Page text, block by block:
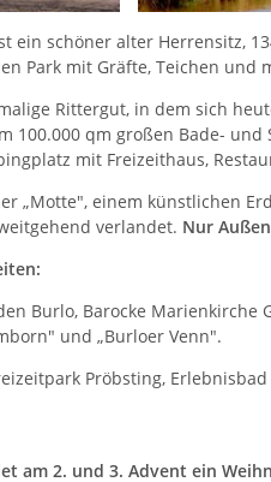
ein schöner alter Herrensitz,
Park mit Gräfte, Teichen und
Rittergut, in dem sich
100.000 qm großen Bade-
mit Freizeithaus,
„Motte", einem künstlichen
verlandet. Nur
Burlo, Barocke Marienkirche
und „Burloer Venn".
Pröbsting,
am 2. und 3. Advent ein